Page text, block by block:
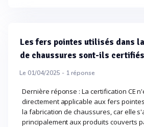
Les fers pointes utilisés dans
de chaussures sont-ils certifiés
Le 01/04/2025 - 1réponse
Dernière réponse : La certification CE
directement applicable aux fers
la fabrication de chaussures, car elle
principalement aux produits couverts